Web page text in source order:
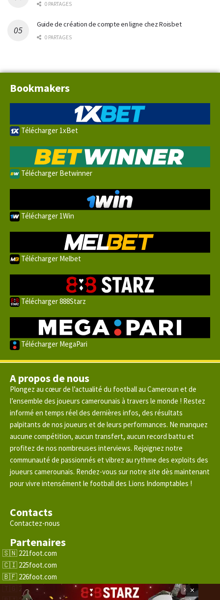
0 PARTAGES
Guide de création de compte en ligne chez Roisbet
0 PARTAGES
Bookmakers
Télécharger 1xBet
Télécharger Betwinner
Télécharger 1Win
Télécharger Melbet
Télécharger 888Starz
Télécharger MegaPari
A propos de nous
Plongez au cœur de l’actualité du football au Cameroun et de
l’ensemble des joueurs camerounais à travers le monde ! Restez
informé en temps réel des dernières infos, des résultats
palpitants de nos joueurs et de leurs performances. Ne manquez
aucune compétition, aucun transfert, aucun record battu et
profitez de nos nombreuses interviews. Rejoignez notre
communauté de passionnés et vibrez au rythme des exploits des
joueurs camerounais. Rendez-vous sur notre site dès maintenant
pour vivre intensément le football des Lions Indomptables !
Contacts
Contactez-nous
Partenaires
221foot.com
225foot.com
226foot.com
228foot.com
×